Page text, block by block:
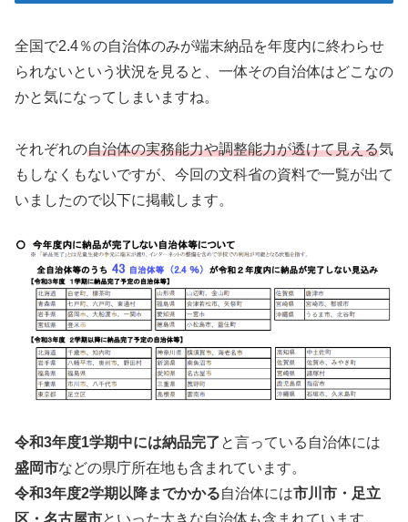
全国で2.4％の自治体のみが端末納品を年度内に終わらせ
られないという状況を見ると、一体その自治体はどこなの
かと気になってしまいますね。
それぞれの自治体の実務能力や調整能力が透けて見える気
もしなくもないですが、今回の文科省の資料で一覧が出て
いましたので以下に掲載します。
令和3年度1学期中には納品完了と言っている自治体には
盛岡市などの県庁所在地も含まれています。
令和3年度2学期以降までかかる自治体には市川市・足立